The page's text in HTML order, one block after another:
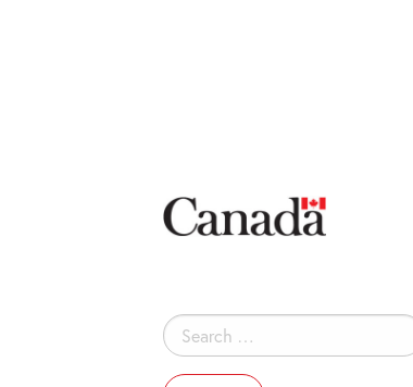
Search
for: